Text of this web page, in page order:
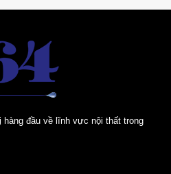
đầu về lĩnh vực nội thất trong